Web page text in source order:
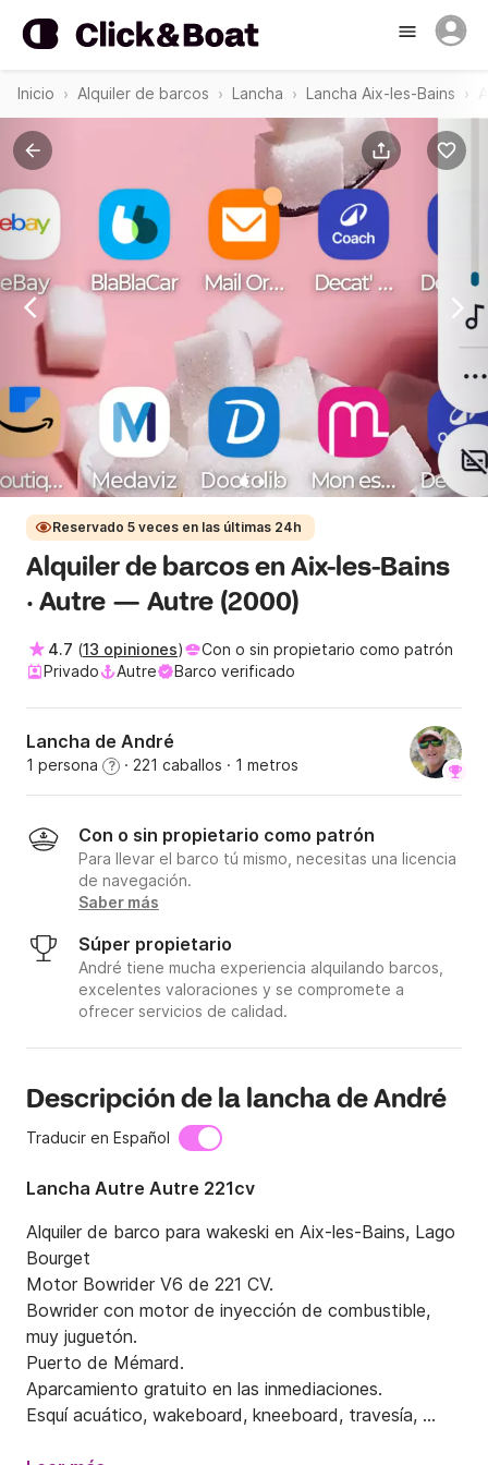
Inicio Alquiler de barcos Lancha Lancha Aix-les-Bains
Reservado 5 veces en las últimas 24h
Alquiler de barcos en Aix-les-Bains
· Autre — Autre (2000)
4.7 (13 opiniones)
Con o sin propietario como patrón
Privado
Autre Barco verificado
Lancha de André
1 persona ? · 221 caballos · 1 metros
Con o sin propietario como patrón
Para llevar el barco tú mismo, necesitas una licencia
de navegación.
Saber más
Súper propietario
André tiene mucha experiencia alquilando barcos,
excelentes valoraciones y se compromete a
ofrecer servicios de calidad.
Descripción de la lancha de André
Traducir en Español
Lancha Autre Autre 221cv
Alquiler de barco para wakeski en Aix-les-Bains, Lago
Bourget
Motor Bowrider V6 de 221 CV.
Bowrider con motor de inyección de combustible,
muy juguetón.
Puerto de Mémard.
Aparcamiento gratuito en las inmediaciones.
Esquí acuático, wakeboard, kneeboard, travesía,